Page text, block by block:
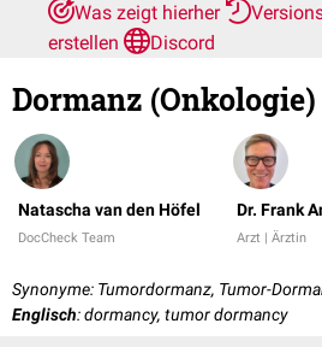
Was zeigt hierher
erstellen
Discord
Dormanz (Onkologie)
Natascha van den Höfel
DocCheck Team
Dr. Frank
Arzt | Ärztin
Synonyme: Tumordormanz, Tumor-
Englisch: dormancy, tumor dormancy